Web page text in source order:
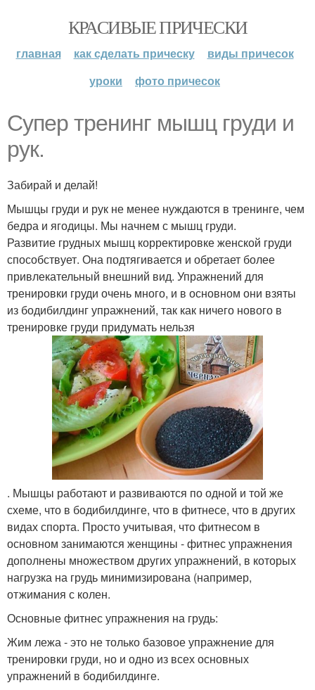
КРАСИВЫЕ ПРИЧЕСКИ
главная как сделать прическу
виды причесок
уроки
фото причесок
Супер тренинг мышц груди и
рук.
Забирай и делай!
Мышцы груди и рук не менее нуждаются в тренинге, чем
бедра и ягодицы. Мы начнем с мышц груди.
Развитие грудных мышц корректировке женской груди
способствует. Она подтягивается и обретает более
привлекательный внешний вид. Упражнений для
тренировки груди очень много, и в основном они взяты
из бодибилдинг упражнений, так как ничего нового в
тренировке груди придумать нельзя
. Мышцы работают и развиваются по одной и той же
схеме, что в бодибилдинге, что в фитнесе, что в других
видах спорта. Просто учитывая, что фитнесом в
основном занимаются женщины - фитнес упражнения
дополнены множеством других упражнений, в которых
нагрузка на грудь минимизирована (например,
отжимания с колен.
Основные фитнес упражнения на грудь:
Жим лежа - это не только базовое упражнение для
тренировки груди, но и одно из всех основных
упражнений в бодибилдинге.